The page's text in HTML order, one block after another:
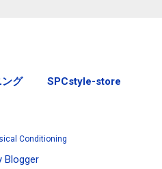
ことが大切。そして「コンドロ
ドクターニュース 賞味期限は気
。 ・白い泡が全体に行き渡る
かき混ぜたあとに入れたほうが
み予防には「納豆」！ 1日1パッ
リメントを毎日飲み続けるより
グ SPCstyle-store
Conditioning
Blogger